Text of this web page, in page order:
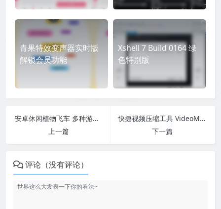
青果特效变声器实时版
解锁会员功能
Xshell 7 Build 0164 绿
色特别版
安卓休闲植物飞车 多种游戏模式
上一篇
快捷视频压缩工具 VideoMinimizer_1.283
下一篇
评论（没有评论）